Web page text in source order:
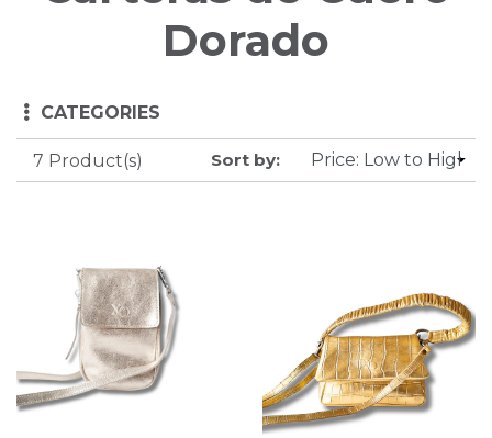
Dorado
CATEGORIES
7 Product(s) Sort by: